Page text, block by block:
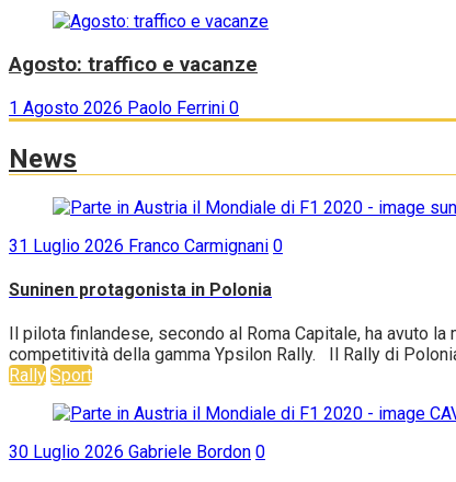
Agosto: traffico e vacanze
1 Agosto 2026 Paolo Ferrini 0
News
31 Luglio 2026 Franco Carmignani 0
Suninen protagonista in Polonia
Il pilota finlandese, secondo al Roma Capitale, ha avuto
competitività della gamma Ypsilon Rally. Il Rally di
Rally Sport
30 Luglio 2026 Gabriele Bordon 0